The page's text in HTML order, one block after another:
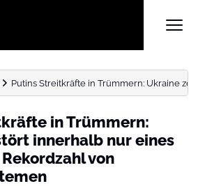
Putins Streitkräfte in Trümmern: Ukraine
in Trümmern:
innerhalb nur eines
von